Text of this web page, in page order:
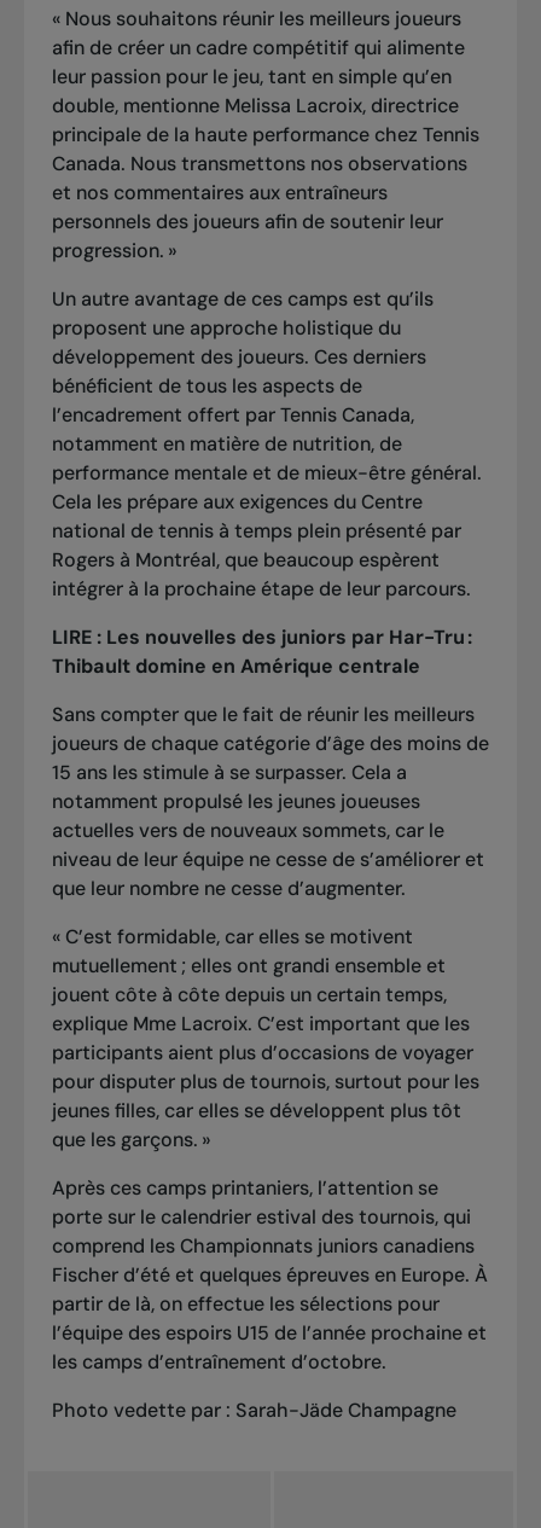
« Nous souhaitons réunir les meilleurs joueurs
afin de créer un cadre compétitif qui alimente
leur passion pour le jeu, tant en simple qu’en
double, mentionne Melissa Lacroix, directrice
principale de la haute performance chez Tennis
Canada. Nous transmettons nos observations
et nos commentaires aux entraîneurs
personnels des joueurs afin de soutenir leur
progression. »
Un autre avantage de ces camps est qu’ils
proposent une approche holistique du
développement des joueurs. Ces derniers
bénéficient de tous les aspects de
l’encadrement offert par Tennis Canada,
notamment en matière de nutrition, de
performance mentale et de mieux-être général.
Cela les prépare aux exigences du Centre
national de tennis à temps plein présenté par
Rogers à Montréal, que beaucoup espèrent
intégrer à la prochaine étape de leur parcours.
LIRE : Les nouvelles des juniors par Har-Tru :
Thibault domine en Amérique centrale
Sans compter que le fait de réunir les meilleurs
joueurs de chaque catégorie d’âge des moins de
15 ans les stimule à se surpasser. Cela a
notamment propulsé les jeunes joueuses
actuelles vers de nouveaux sommets, car le
niveau de leur équipe ne cesse de s’améliorer et
que leur nombre ne cesse d’augmenter.
« C’est formidable, car elles se motivent
mutuellement ; elles ont grandi ensemble et
jouent côte à côte depuis un certain temps,
explique Mme Lacroix. C’est important que les
participants aient plus d’occasions de voyager
pour disputer plus de tournois, surtout pour les
jeunes filles, car elles se développent plus tôt
que les garçons. »
Après ces camps printaniers, l’attention se
porte sur le calendrier estival des tournois, qui
comprend les Championnats juniors canadiens
Fischer d’été et quelques épreuves en Europe. À
partir de là, on effectue les sélections pour
l’équipe des espoirs U15 de l’année prochaine et
les camps d’entraînement d’octobre.
Photo vedette par : Sarah-Jäde Champagne